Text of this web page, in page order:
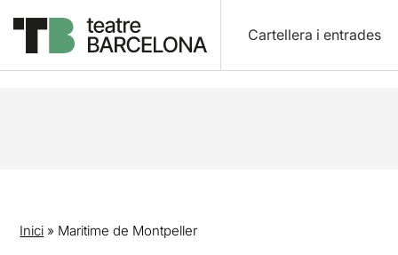
Cartellera i entrades
Inici » Maritime de Montpeller